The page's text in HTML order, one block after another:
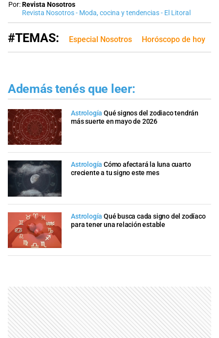
Por:Revista Nosotros
Revista Nosotros - Moda, cocina y tendencias - El Litoral
#TEMAS: Especial Nosotros Horóscopo de hoy
Además tenés que leer:
Astrología Qué signos del zodiaco tendrán
más suerte en mayo de 2026
Astrología Cómo afectará la luna cuarto
creciente a tu signo este mes
Astrología Qué busca cada signo del zodíaco
para tener una relación estable